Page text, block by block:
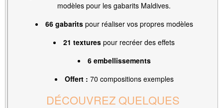
modèles pour les gabarits Maldives.
66 gabaritspour réaliser vos propres modèles
21 textures pour recréer des effets
6 embellissements
Offert : 70 compositions exemples
DÉCOUVREZ QUELQUES